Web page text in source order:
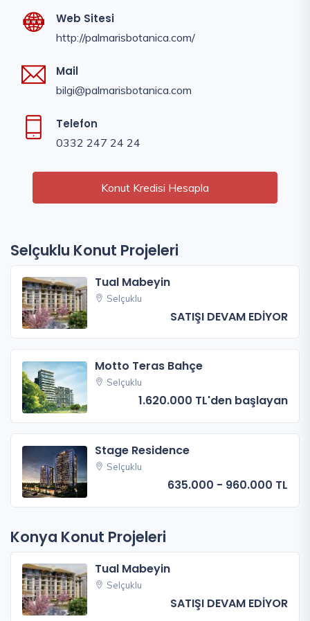
Web Sitesi
http://palmarisbotanica.com/
Mail
bilgi@palmarisbotanica.com
Telefon
0332 247 24 24
Konut Kredisi Hesapla
Selçuklu Konut Projeleri
Tual Mabeyin
Selçuklu
SATIŞI DEVAM EDİYOR
Motto Teras Bahçe
Selçuklu
1.620.000 TL'den başlayan
Stage Residence
Selçuklu
635.000 - 960.000 TL
Konya Konut Projeleri
Tual Mabeyin
Selçuklu
SATIŞI DEVAM EDİYOR